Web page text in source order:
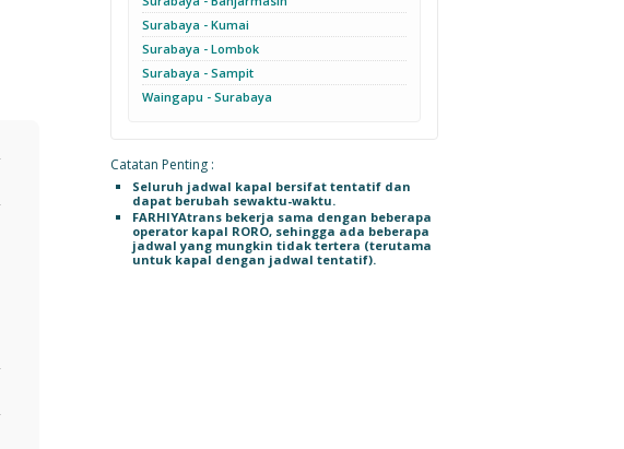
Surabaya - Kumai
Surabaya - Lombok
Surabaya - Sampit
Waingapu - Surabaya
Catatan Penting :
Seluruh jadwal kapal bersifat tentatif dan
dapat berubah sewaktu-waktu.
FARHIYAtrans bekerja sama dengan beberapa
operator kapal RORO, sehingga ada beberapa
jadwal yang mungkin tidak tertera (terutama
untuk kapal dengan jadwal tentatif).